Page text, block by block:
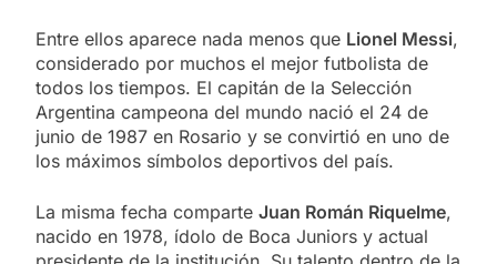
Entre ellos aparece nada menos que Lionel Messi,
considerado por muchos el mejor futbolista de
todos los tiempos. El capitán de la Selección
Argentina campeona del mundo nació el 24 de
junio de 1987 en Rosario y se convirtió en uno de
los máximos símbolos deportivos del país.
La misma fecha comparte Juan Román Riquelme,
nacido en 1978, ídolo de Boca Juniors y actual